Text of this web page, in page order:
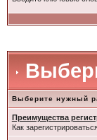
Выберите нужный
Преимущества
Как